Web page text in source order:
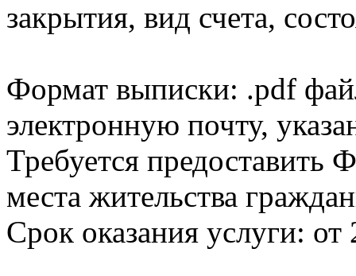
закрытия, вид счета,
Формат выписки: .pdf
электронную почту,
Требуется
места жительства
Срок оказания услуги: от